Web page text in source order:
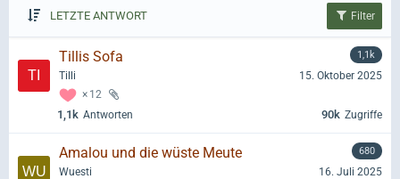
LETZTE ANTWORT Filter
Tillis Sofa 1,1k
12
Tilli 15. Oktober 2025
Antworten
1,1k Zugriffe
90k
Amalou und die wüste Meute 680
Wuesti 16. Juli 2025